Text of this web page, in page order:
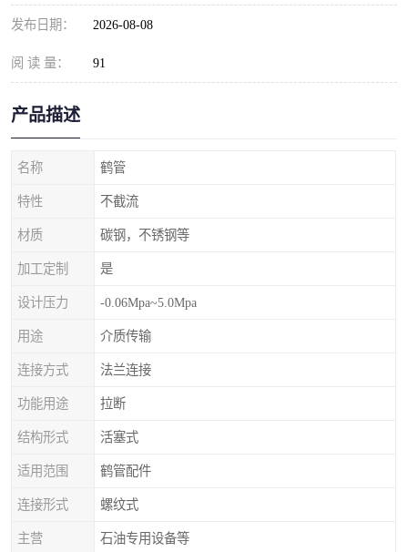
发布日期： 2026-08-08
阅 读 量： 91
产品描述
名称 鹤管
特性 不截流
材质 碳钢，不锈钢等
加工定制 是
设计压力 -0.06Mpa~5.0Mpa
用途 介质传输
连接方式 法兰连接
功能用途 拉断
结构形式 活塞式
适用范围 鹤管配件
连接形式 螺纹式
主营 石油专用设备等